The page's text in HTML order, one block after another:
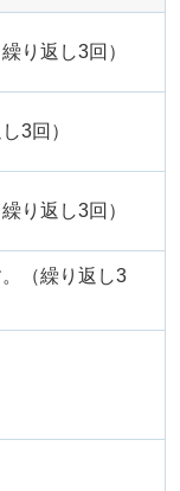
り返し3回）
3回）
り返し3回）
（繰り返し3